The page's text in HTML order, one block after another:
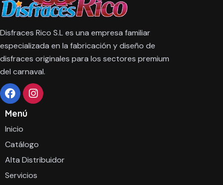
Disfraces Rico S.L es una empresa familiar
especializada en la fabricación y diseño de
disfraces originales para los sectores premium
del carnaval.
Menú
Inicio
Catálogo
Alta Distribuidor
Servicios